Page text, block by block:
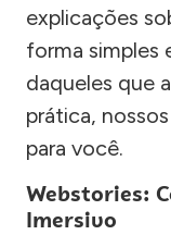
explicações
forma simples
daqueles que
prática,
para você.
Webstories:
Imersivo